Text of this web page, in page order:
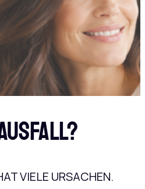
VIELE URSACHEN.